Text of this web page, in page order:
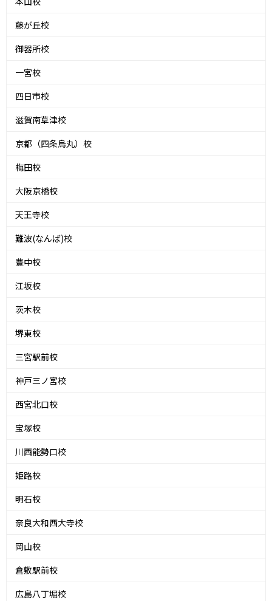
藤が丘校
御器所校
一宮校
四日市校
滋賀南草津校
京都（四条烏丸）校
梅田校
大阪京橋校
天王寺校
難波(なんば)校
豊中校
江坂校
茨木校
堺東校
三宮駅前校
神戸三ノ宮校
西宮北口校
宝塚校
川西能勢口校
姫路校
明石校
奈良大和西大寺校
岡山校
倉敷駅前校
広島八丁堀校